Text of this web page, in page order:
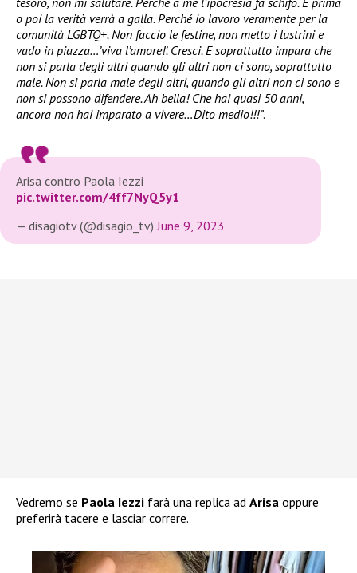
o poi la verità verrà a galla. Perché io lavoro veramente per la
comunità LGBTQ+. Non faccio le festine, non metto i lustrini e
vado in piazza…’viva l’amore!’. Cresci. E soprattutto impara che
non si parla degli altri quando gli altri non ci sono, soprattutto
male. Non si parla male degli altri, quando gli altri non ci sono e
non si possono difendere. Ah bella! Che hai quasi 50 anni,
ancora non hai imparato a vivere…Dito medio!!!”.
Arisa contro Paola Iezzi
pic.twitter.com/4ff7NyQ5y1
— disagiotv (@disagio_tv)June 9, 2023
Vedremo se Paola Iezzi farà una replica ad Arisa oppure
preferirà tacere e lasciar correre.